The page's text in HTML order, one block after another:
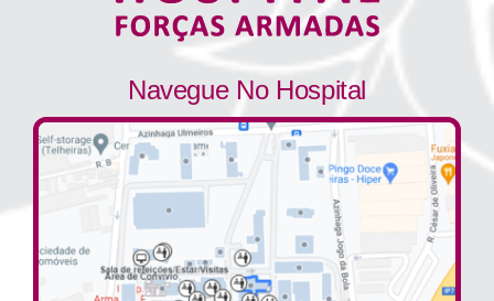
Navegue No Hospital